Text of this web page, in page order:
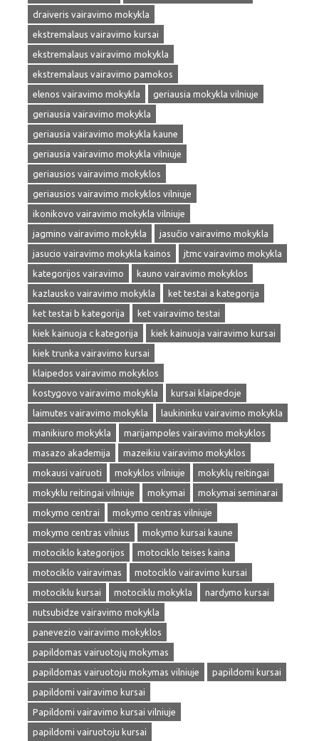
draiveris vairavimo mokykla
ekstremalaus vairavimo kursai
ekstremalaus vairavimo mokykla
ekstremalaus vairavimo pamokos
elenos vairavimo mokykla
geriausia mokykla vilniuje
geriausia vairavimo mokykla
geriausia vairavimo mokykla kaune
geriausia vairavimo mokykla vilniuje
geriausios vairavimo mokyklos
geriausios vairavimo mokyklos vilniuje
ikonikovo vairavimo mokykla vilniuje
jagmino vairavimo mokykla
jasučio vairavimo mokykla
jasucio vairavimo mokykla kainos
jtmc vairavimo mokykla
kategorijos vairavimo
kauno vairavimo mokyklos
kazlausko vairavimo mokykla
ket testai a kategorija
ket testai b kategorija
ket vairavimo testai
kiek kainuoja c kategorija
kiek kainuoja vairavimo kursai
kiek trunka vairavimo kursai
klaipedos vairavimo mokyklos
kostygovo vairavimo mokykla
kursai klaipedoje
laimutes vairavimo mokykla
laukininku vairavimo mokykla
manikiuro mokykla
marijampoles vairavimo mokyklos
masazo akademija
mazeikiu vairavimo mokyklos
mokausi vairuoti
mokyklos vilniuje
mokyklų reitingai
mokyklu reitingai vilniuje
mokymai
mokymai seminarai
mokymo centrai
mokymo centras vilniuje
mokymo centras vilnius
mokymo kursai kaune
motociklo kategorijos
motociklo teises kaina
motociklo vairavimas
motociklo vairavimo kursai
motociklu kursai
motociklu mokykla
nardymo kursai
nutsubidze vairavimo mokykla
panevezio vairavimo mokyklos
papildomas vairuotojų mokymas
papildomas vairuotoju mokymas vilniuje
papildomi kursai
papildomi vairavimo kursai
Papildomi vairavimo kursai vilniuje
papildomi vairuotoju kursai